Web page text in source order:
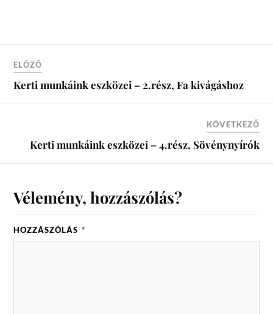
ELŐZŐ
Kerti munkáink eszközei – 2.rész, Fa kivágáshoz
KÖVETKEZŐ
Kerti munkáink eszközei – 4.rész, Sövénynyírók
Vélemény, hozzászólás?
HOZZÁSZÓLÁS *